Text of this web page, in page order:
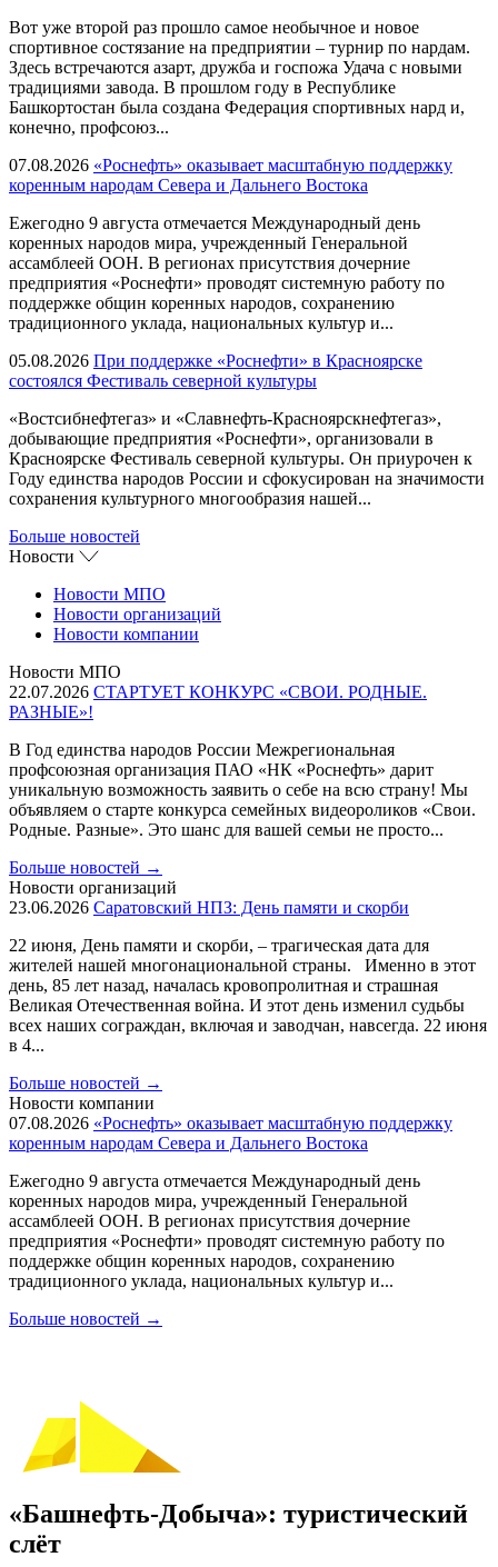
Вот уже второй раз прошло самое необычное и новое
спортивное состязание на предприятии – турнир по нардам.
Здесь встречаются азарт, дружба и госпожа Удача с новыми
традициями завода. В прошлом году в Республике
Башкортостан была создана Федерация спортивных нард и,
конечно, профсоюз...
07.08.2026 «Роснефть» оказывает масштабную поддержку
коренным народам Севера и Дальнего Востока
Ежегодно 9 августа отмечается Международный день
коренных народов мира, учрежденный Генеральной
ассамблеей ООН. В регионах присутствия дочерние
предприятия «Роснефти» проводят системную работу по
поддержке общин коренных народов, сохранению
традиционного уклада, национальных культур и...
05.08.2026 При поддержке «Роснефти» в Красноярске
состоялся Фестиваль северной культуры
«Востсибнефтегаз» и «Славнефть-Красноярскнефтегаз»,
добывающие предприятия «Роснефти», организовали в
Красноярске Фестиваль северной культуры. Он приурочен к
Году единства народов России и сфокусирован на значимости
сохранения культурного многообразия нашей...
Больше новостей
Новости
Новости МПО
Новости организаций
Новости компании
Новости МПО
22.07.2026 СТАРТУЕТ КОНКУРС «СВОИ. РОДНЫЕ.
РАЗНЫЕ»!
В Год единства народов России Межрегиональная
профсоюзная организация ПАО «НК «Роснефть» дарит
уникальную возможность заявить о себе на всю страну! Мы
объявляем о старте конкурса семейных видеороликов «Свои.
Родные. Разные». Это шанс для вашей семьи не просто...
Больше новостей →
Новости организаций
23.06.2026 Саратовский НПЗ: День памяти и скорби
22 июня, День памяти и скорби, – трагическая дата для
жителей нашей многонациональной страны. Именно в этот
день, 85 лет назад, началась кровопролитная и страшная
Великая Отечественная война. И этот день изменил судьбы
всех наших сограждан, включая и заводчан, навсегда. 22 июня
в 4...
Больше новостей →
Новости компании
07.08.2026 «Роснефть» оказывает масштабную поддержку
коренным народам Севера и Дальнего Востока
Ежегодно 9 августа отмечается Международный день
коренных народов мира, учрежденный Генеральной
ассамблеей ООН. В регионах присутствия дочерние
предприятия «Роснефти» проводят системную работу по
поддержке общин коренных народов, сохранению
традиционного уклада, национальных культур и...
Больше новостей →
«Башнефть-Добыча»: туристический
слёт